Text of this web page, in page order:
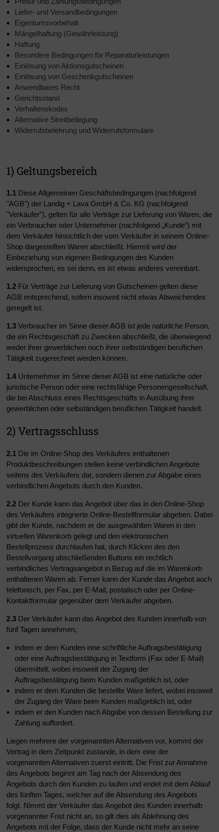
Liefer- und Versandbedingungen
Eigentumsvorbehalt
Mängelhaftung (Gewährleistung)
Haftung
Besondere Bedingungen für Reparaturleistungen
Einlösung von Aktionsgutscheinen
Einlösung von Geschenkgutscheinen
Anwendbares Recht
Gerichtsstand
Verhaltenskodex
Alternative Streitbeilegung
Widerrufsbelehrung und Widerrufsformulare
1) Geltungsbereich
1.1 Diese Allgemeinen Geschäftsbedingungen (nachfolgend
"AGB") der Landig + Lava GmbH & Co. KG (nachfolgend
"Verkäufer"), gelten für alle Verträge zur Lieferung von Waren, die
ein Verbraucher oder Unternehmer (nachfolgend „Kunde“) mit
dem Verkäufer hinsichtlich der vom Verkäufer in seinem Online-
Shop dargestellten Waren abschließt. Hiermit wird der
Einbeziehung von eigenen Bedingungen des Kunden
widersprochen, es sei denn, es ist etwas anderes vereinbart.
1.2 Für Verträge zur Lieferung von Gutscheinen gelten diese
AGB entsprechend, sofern insoweit nicht etwas Abweichendes
geregelt ist.
1.3 Verbraucher im Sinne dieser AGB ist jede natürliche Person,
die ein Rechtsgeschäft zu Zwecken abschließt, die überwiegend
weder ihrer gewerblichen noch ihrer selbständigen beruflichen
Tätigkeit zugerechnet werden können.
1.4 Unternehmer im Sinne dieser AGB ist eine natürliche oder
juristische Person oder eine rechtsfähige Personengesellschaft,
die bei Abschluss eines Rechtsgeschäfts in Ausübung ihrer
gewerblichen oder selbständigen beruflichen Tätigkeit handelt.
2) Vertragsschluss
2.1 Die im Online-Shop des Verkäufers enthaltenen
Produktbeschreibungen stellen keine verbindlichen Angebote
seitens des Verkäufers dar, sondern dienen zur Abgabe eines
verbindlichen Angebots durch den Kunden.
2.2 Der Kunde kann das Angebot über das in den Online-Shop
des Verkäufers integrierte Online-Bestellformular abgeben. Dabei
gibt der Kunde, nachdem er die ausgewählten Waren in den
virtuellen Warenkorb gelegt und den elektronischen
Bestellprozess durchlaufen hat, durch Klicken des den
Bestellvorgang abschließenden Buttons ein rechtlich
verbindliches Vertragsangebot in Bezug auf die im Warenkorb
enthaltenen Waren ab. Ferner kann der Kunde das Angebot auch
telefonisch, per Fax, per E-Mail, postalisch oder per Online-
Kontaktformular gegenüber dem Verkäufer abgeben.
2.3 Der Verkäufer kann das Angebot des Kunden innerhalb von
fünf Tagen annehmen,
indem er dem Kunden eine schriftliche Auftragsbestätigung
oder eine Auftragsbestätigung in Textform (Fax oder E-Mail)
übermittelt, wobei insoweit der Zugang der
Auftragsbestätigung beim Kunden maßgeblich ist, oder
indem er dem Kunden die bestellte Ware liefert, wobei insoweit
der Zugang der Ware beim Kunden maßgeblich ist, oder
indem er den Kunden nach Abgabe von dessen Bestellung zur
Zahlung auffordert.
Liegen mehrere der vorgenannten Alternativen vor, kommt der
Vertrag in dem Zeitpunkt zustande, in dem eine der
vorgenannten Alternativen zuerst eintritt. Die Frist zur Annahme
des Angebots beginnt am Tag nach der Absendung des
Angebots durch den Kunden zu laufen und endet mit dem Ablauf
des fünften Tages, welcher auf die Absendung des Angebots
folgt. Nimmt der Verkäufer das Angebot des Kunden innerhalb
vorgenannter Frist nicht an, so gilt dies als Ablehnung des
Angebots mit der Folge, dass der Kunde nicht mehr an seine